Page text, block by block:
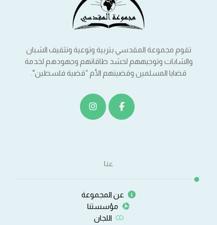
تقوم مجموعة المقدسي بتربية وتوعية وتثقيف الشبان
والشابات وتوجيههم لحشد طاقاتهم وجهودهم لخدمة
قضايا المسلمين وقضيتهم الأم “قضية فلسطين".
عنا
عن المجموعة
مؤسستنا
اللجان